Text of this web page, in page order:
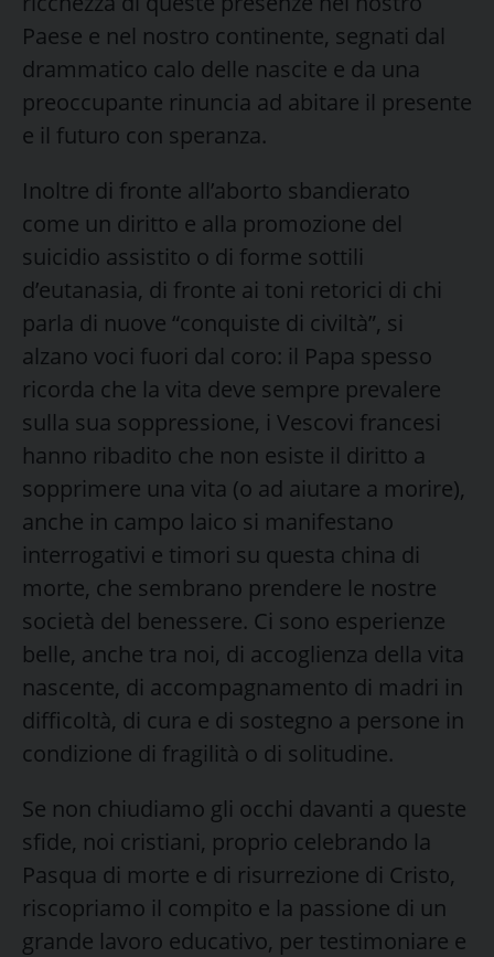
Paese e nel nostro continente, segnati dal
drammatico calo delle nascite e da una
preoccupante rinuncia ad abitare il presente
e il futuro con speranza.
Inoltre di fronte all’aborto sbandierato
come un diritto e alla promozione del
suicidio assistito o di forme sottili
d’eutanasia, di fronte ai toni retorici di chi
parla di nuove “conquiste di civiltà”, si
alzano voci fuori dal coro: il Papa spesso
ricorda che la vita deve sempre prevalere
sulla sua soppressione, i Vescovi francesi
hanno ribadito che non esiste il diritto a
sopprimere una vita (o ad aiutare a morire),
anche in campo laico si manifestano
interrogativi e timori su questa china di
morte, che sembrano prendere le nostre
società del benessere. Ci sono esperienze
belle, anche tra noi, di accoglienza della vita
nascente, di accompagnamento di madri in
difficoltà, di cura e di sostegno a persone in
condizione di fragilità o di solitudine.
Se non chiudiamo gli occhi davanti a queste
sfide, noi cristiani, proprio celebrando la
Pasqua di morte e di risurrezione di Cristo,
riscopriamo il compito e la passione di un
grande lavoro educativo, per testimoniare e